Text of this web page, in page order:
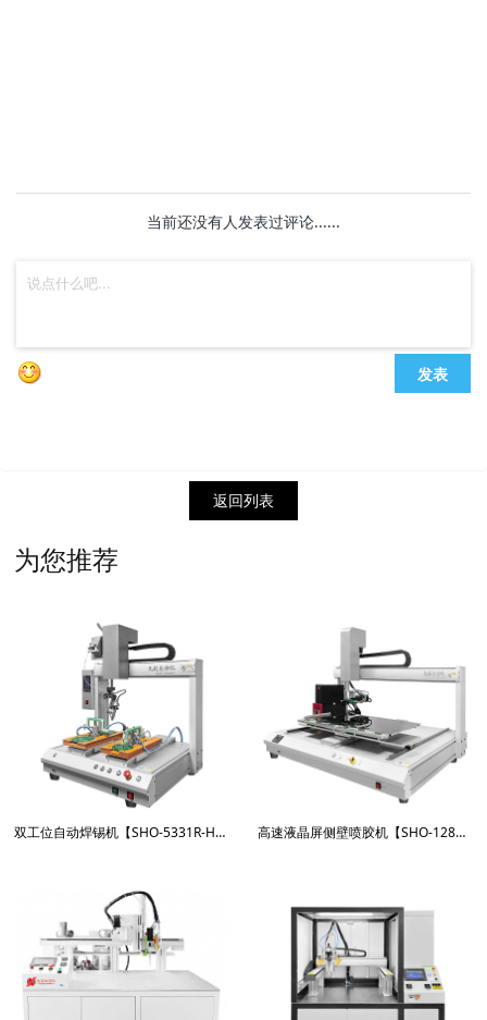
当前还没有人发表过评论......
发表
返回列表
为您推荐
双工位自动焊锡机【SHO-5331R-HX600W】 高速液晶屏侧壁喷胶机【SHO-1281RPJ】